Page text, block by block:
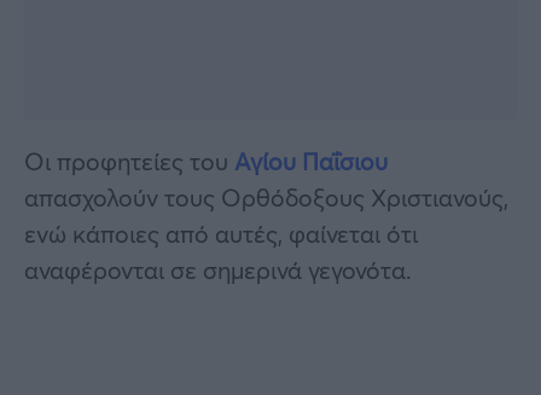
Οι προφητείες του Αγίου Παΐσιου
απασχολούν τους Ορθόδοξους Χριστιανούς,
ενώ κάποιες από αυτές, φαίνεται ότι
αναφέρονται σε σημερινά γεγονότα.